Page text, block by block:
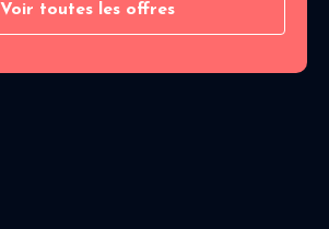
Voir toutes les offres